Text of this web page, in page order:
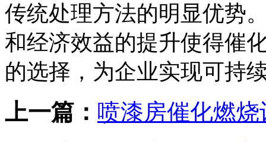
传统处理方法的明显优势
和经济效益的提升使得催
的选择，为企业实现可持
上一篇： 喷漆房催化燃